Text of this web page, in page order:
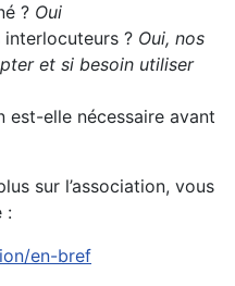
? Oui
? Oui, nos
et si besoin utiliser
est-elle nécessaire avant
sur l’association, vous
:
en-bref